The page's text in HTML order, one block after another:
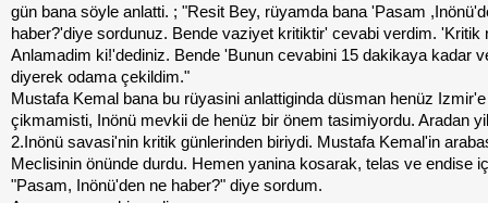
gün bana söyle anlatti. ; "Resit Bey, rüyamda bana 'Pasam
haber?'diye sordunuz. Bende vaziyet kritiktir' cevabi verdim. 'Kritik
Anlamadim ki!'dediniz. Bende 'Bunun cevabini 15 dakikaya kadar
diyerek odama çekildim."
Mustafa Kemal bana bu rüyasini anlattiginda düsman henüz Izmir'e
çikmamisti, Inönü mevkii de henüz bir önem tasimiyordu. Aradan
2.Inönü savasi'nin kritik günlerinden biriydi. Mustafa Kemal'in
Meclisinin önünde durdu. Hemen yanina kosarak, telas ve endise
"Pasam, Inönü'den ne haber?" diye sordum.